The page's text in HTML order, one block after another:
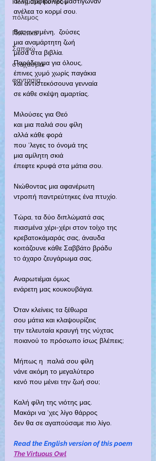
πόλεμος
Πολιτικά
Σαπφώ
στοχασμοί
φαντασία
ανέλεα το κορμί σου.
Βασανισμένη,  ζούσες
μια αναμάρτητη ζωή
μέσα στα βιβλία.
Παράδειγμα για όλους,
έπινες χυμό χωρίς παγάκια
και αντιστεκόσουνα γενναία
σε κάθε σκέψη αμαρτίας.
Μιλούσες για Θεό
και μια παλιά σου φίλη
αλλά κάθε φορά
που ‘λεγες το όνομά της
μια αμίλητη σκιά
έπεφτε κρυφά στα μάτια σου.
Νιώθοντας μια αφανέρωτη
ντροπή παντρεύτηκες ένα πτυχίο.
Τώρα, τα δύο διπλώματά σας
πιασμένα χέρι-χέρι στον τοίχο της
κρεβατοκάμαράς σας, άναυδα
κοιτάζουνε κάθε Σαββάτο βράδυ
τo άχαρο ζευγάρωμα σας.
Αναρωτιέμαι όμως
ενάρετη μας κουκουβάγια.
Όταν κλείνεις τα ξέθωρα
σου μάτια και κλαψουρίζεις
την τελευταία κραυγή της νύχτας
ποιανού το πρόσωπο ίσως βλέπεις;
Μήπως η  παλιά σου φίλη
νάνε ακόμη το μεγαλύτερο
κενό που μένει την ζωή σου;
Καλή φίλη της νιότης μας.
Μακάρι να ‘χες λίγο θάρρος
δεν θα σε αγαπούσαμε πιο λίγο.
Read the English version of this poem
The Virtuous Owl